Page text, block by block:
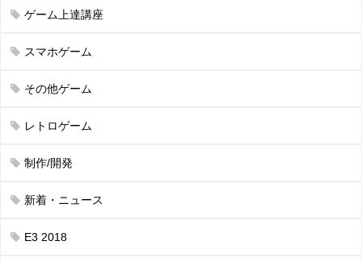
ゲーム上達講座
スマホゲーム
その他ゲーム
レトロゲーム
制作/開発
新着・ニュース
E3 2018